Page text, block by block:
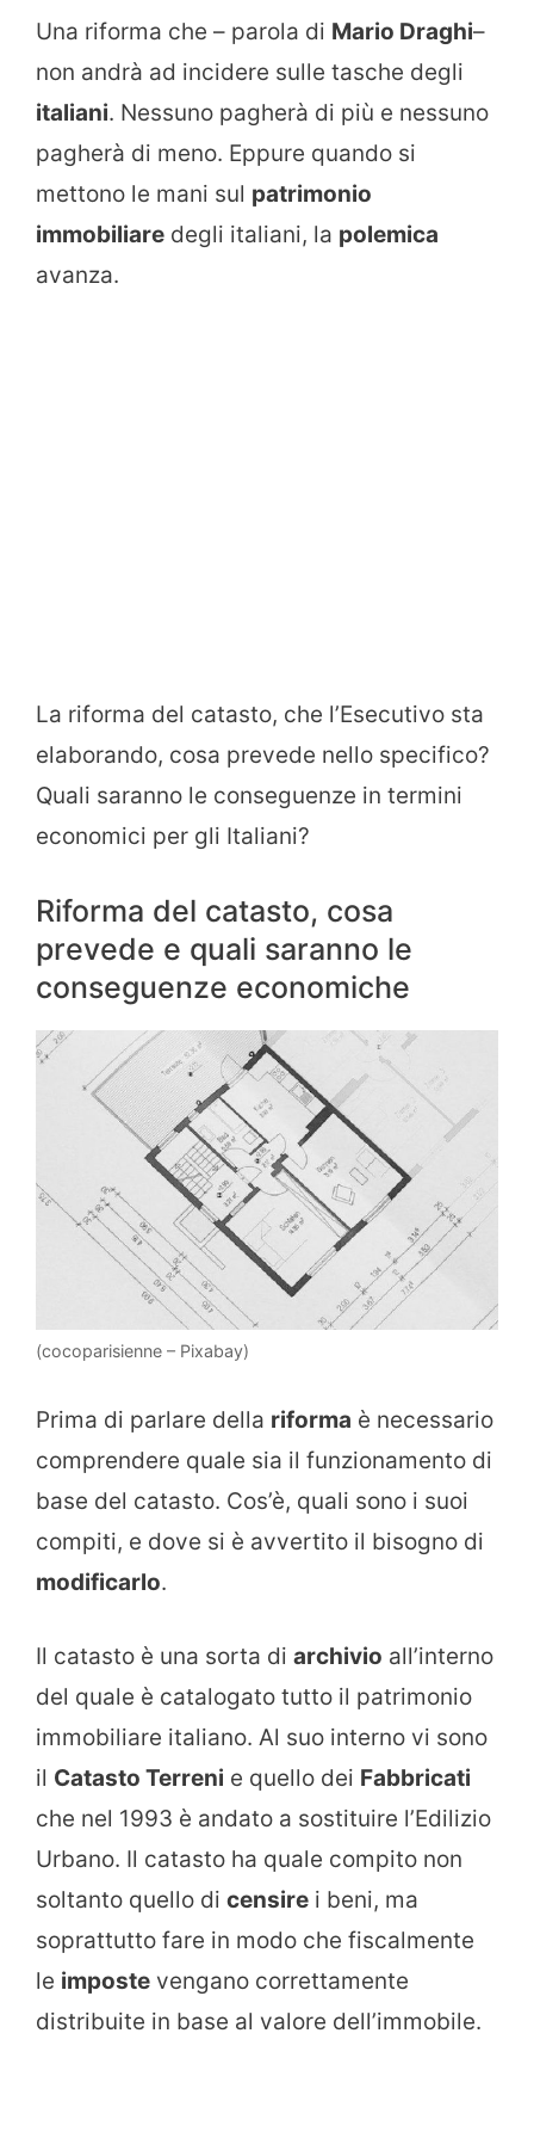
Una riforma che – parola di Mario Draghi–
non andrà ad incidere sulle tasche degli
italiani. Nessuno pagherà di più e nessuno
pagherà di meno. Eppure quando si
mettono le mani sul patrimonio
immobiliare degli italiani, la polemica
avanza.
La riforma del catasto, che l’Esecutivo sta
elaborando, cosa prevede nello specifico?
Quali saranno le conseguenze in termini
economici per gli Italiani?
Riforma del catasto, cosa
prevede e quali saranno le
conseguenze economiche
(cocoparisienne – Pixabay)
Prima di parlare della riforma è necessario
comprendere quale sia il funzionamento di
base del catasto. Cos’è, quali sono i suoi
compiti, e dove si è avvertito il bisogno di
modificarlo.
Il catasto è una sorta di archivio all’interno
del quale è catalogato tutto il patrimonio
immobiliare italiano. Al suo interno vi sono
il Catasto Terreni e quello dei Fabbricati
che nel 1993 è andato a sostituire l’Edilizio
Urbano. Il catasto ha quale compito non
soltanto quello di censire i beni, ma
soprattutto fare in modo che fiscalmente
le imposte vengano correttamente
distribuite in base al valore dell’immobile.